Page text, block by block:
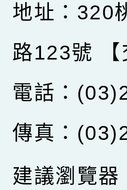
地址：320
路123號
電話：
傳真：
建議瀏覽